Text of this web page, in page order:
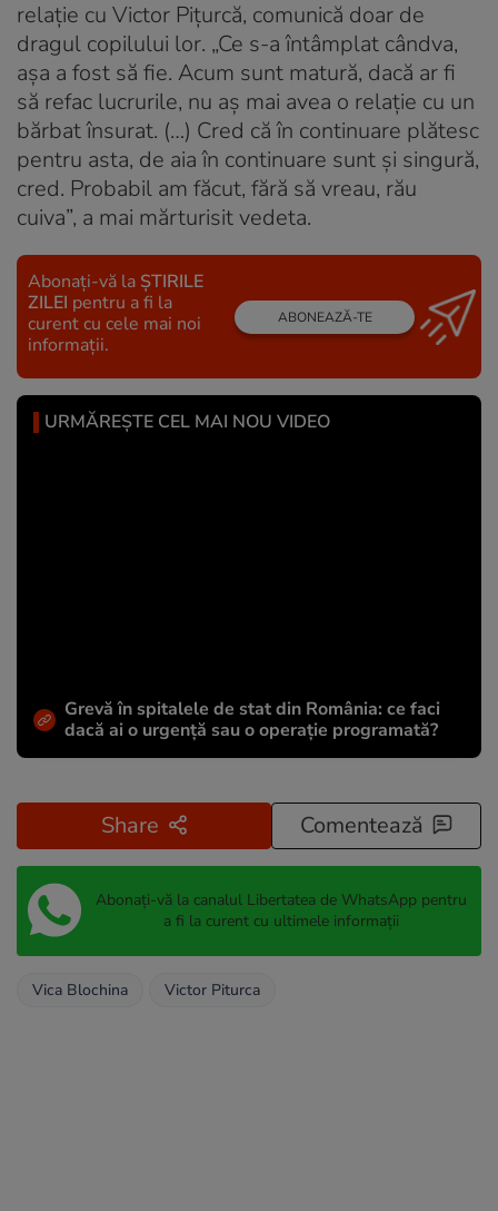
relație cu Victor Pițurcă, comunică doar de
dragul copilului lor. „Ce s-a întâmplat cândva,
așa a fost să fie. Acum sunt matură, dacă ar fi
să refac lucrurile, nu aș mai avea o relație cu un
bărbat însurat. (…) Cred că în continuare plătesc
pentru asta, de aia în continuare sunt și singură,
cred. Probabil am făcut, fără să vreau, rău
cuiva”, a mai mărturisit vedeta.
Abonați-vă la ȘTIRILE
ZILEI pentru a fi la
curent cu cele mai noi
informații.
ABONEAZĂ-TE
URMĂREȘTE CEL MAI NOU VIDEO
Grevă în spitalele de stat din România: ce faci
dacă ai o urgență sau o operație programată?
Share Comentează
Abonați-vă la canalul Libertatea de WhatsApp pentru
a fi la curent cu ultimele informații
Vica Blochina Victor Piturca